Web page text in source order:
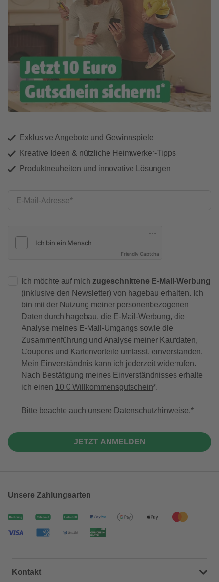
Exklusive Angebote und Gewinnspiele
Kreative Ideen & nützliche Heimwerker-Tipps
Produktneuheiten und innovative Lösungen
E-Mail-Adresse
Friendly Captcha
Ich möchte auf mich zugeschnittene E-Mail-Werbung
(inklusive den Newsletter) von hagebau erhalten. Ich
bin mit der Nutzung meiner personenbezogenen
Daten durch hagebau, die E-Mail-Werbung, die
Analyse meines E-Mail-Umgangs sowie die
Zusammenführung und Analyse meiner Kaufdaten,
Coupons und Kartenvorteile umfasst, einverstanden.
Mein Einverständnis kann ich jederzeit widerrufen.
Nach Bestätigung meines Einverständnisses erhalte
ich einen 10 € Willkommensgutschein*.
Bitte beachte auch unsere Datenschutzhinweise.
JETZT ANMELDEN
Unsere Zahlungsarten
Kontakt